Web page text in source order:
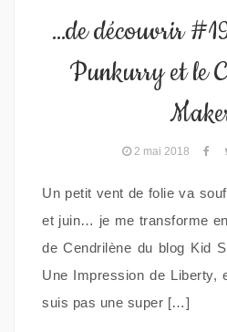
…de découvrir
Punkurry et le
2 mai 2018
Un petit vent de folie va
et juin… je me transforme
de Cendrilène du blog Kid
Une Impression de Liberty,
suis pas une super […]